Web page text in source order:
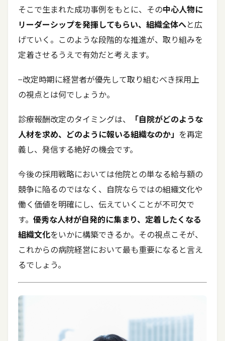
そこで生まれた成功事例をもとに、その中心人物に
リーダーシップを発揮してもらい、組織全体へと広
げていく。このような段階的な推進が、取り組みを
定着させるうえで有効だと考えます。
−改定時期に経営者が優先して取り組むべき採用上
の視点とは何でしょうか。
診療報酬改定のタイミングは、
「自院がどのような
人材を求め、どのように報いる組織なのか」 を再定
義し、発信する絶好の機会です。
今後の採用戦略においては他院との単なる給与額の
競争に陥るのではなく、自院ならではの組織文化や
働く価値を明確にし、伝えていくことが不可欠で
す。 優秀な人材が自発的に集まり、定着したくなる
組織文化をいかに構築できるか。その視点こそが、
これからの病院経営において最も重要になると言え
るでしょう。